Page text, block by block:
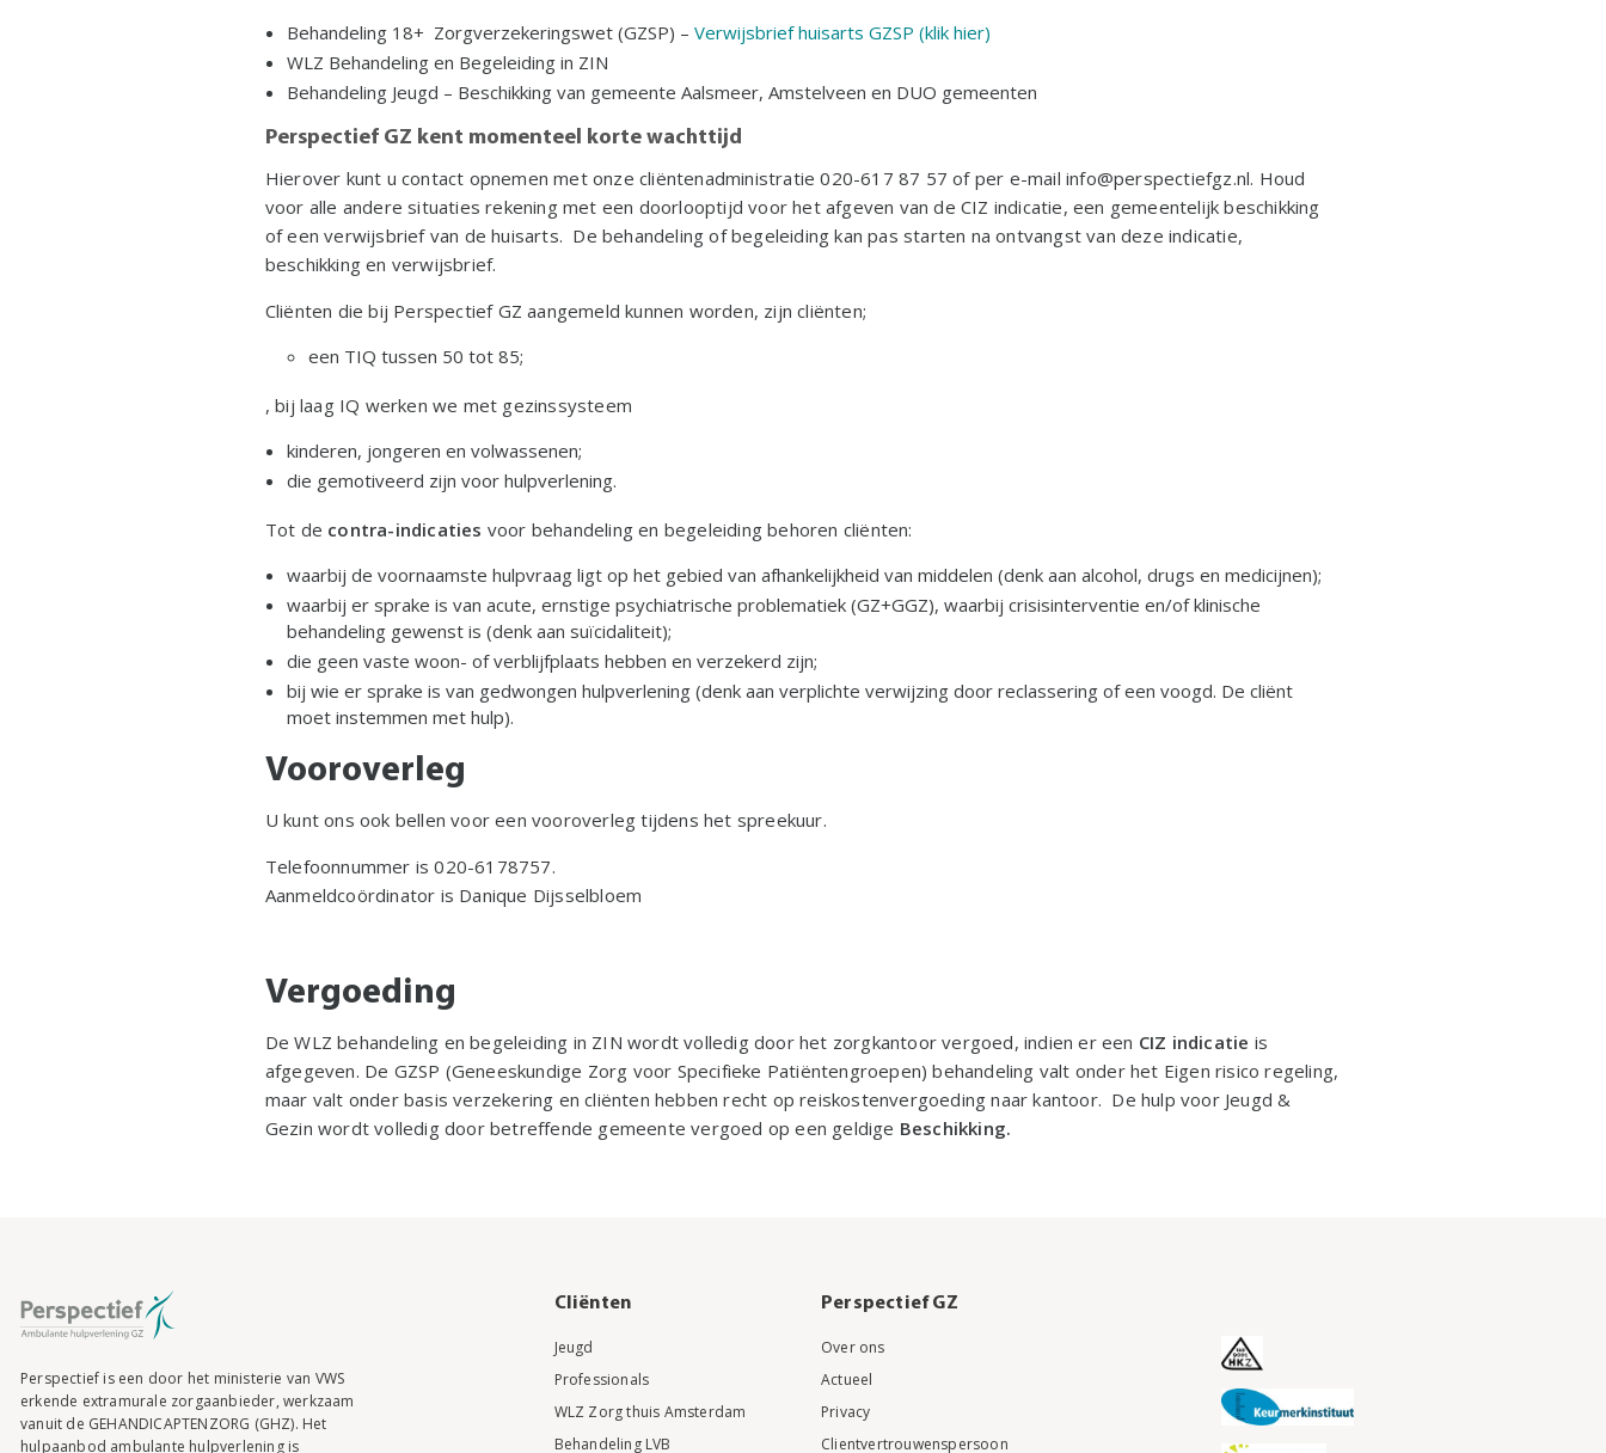
Behandeling 18+ Zorgverzekeringswet (GZSP) – Verwijsbrief huisarts GZSP (klik hier)
WLZ Behandeling en Begeleiding in ZIN
Behandeling Jeugd – Beschikking van gemeente Aalsmeer, Amstelveen en DUO gemeenten
Perspectief GZ kent momenteel korte wachttijd
Hierover kunt u contact opnemen met onze cliëntenadministratie 020-617 87 57 of per e-mail info@perspectiefgz.nl. Houd
voor alle andere situaties rekening met een doorlooptijd voor het afgeven van de CIZ indicatie, een gemeentelijk beschikking
of een verwijsbrief van de huisarts. De behandeling of begeleiding kan pas starten na ontvangst van deze indicatie,
beschikking en verwijsbrief.
Cliënten die bij Perspectief GZ aangemeld kunnen worden, zijn cliënten;
een TIQ tussen 50 tot 85;
, bij laag IQ werken we met gezinssysteem
kinderen, jongeren en volwassenen;
die gemotiveerd zijn voor hulpverlening.
Tot de contra-indicaties voor behandeling en begeleiding behoren cliënten:
waarbij de voornaamste hulpvraag ligt op het gebied van afhankelijkheid van middelen (denk aan alcohol, drugs en medicijnen);
waarbij er sprake is van acute, ernstige psychiatrische problematiek (GZ+GGZ), waarbij crisisinterventie en/of klinische
behandeling gewenst is (denk aan suïcidaliteit);
die geen vaste woon- of verblijfplaats hebben en verzekerd zijn;
bij wie er sprake is van gedwongen hulpverlening (denk aan verplichte verwijzing door reclassering of een voogd. De cliënt
moet instemmen met hulp).
Vooroverleg
U kunt ons ook bellen voor een vooroverleg tijdens het spreekuur.
Telefoonnummer is 020-6178757.
Aanmeldcoördinator is Danique Dijsselbloem
Vergoeding
De WLZ behandeling en begeleiding in ZIN wordt volledig door het zorgkantoor vergoed, indien er een CIZ indicatie is
afgegeven. De GZSP (Geneeskundige Zorg voor Specifieke Patiëntengroepen) behandeling valt onder het Eigen risico regeling,
maar valt onder basis verzekering en cliënten hebben recht op reiskostenvergoeding naar kantoor. De hulp voor Jeugd &
Gezin wordt volledig door betreffende gemeente vergoed op een geldige Beschikking.
Perspectief is een door het ministerie van VWS
erkende extramurale zorgaanbieder, werkzaam
vanuit de GEHANDICAPTENZORG (GHZ). Het
hulpaanbod ambulante hulpverlening is
Cliënten
Jeugd
Professionals
WLZ Zorg thuis Amsterdam
Behandeling LVB
Perspectief GZ
Over ons
Actueel
Privacy
Clientvertrouwenspersoon